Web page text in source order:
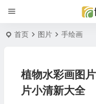
首页 图片 手绘画
植物水彩画图
片小清新大全